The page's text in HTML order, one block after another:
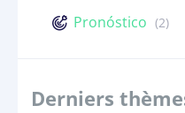
Pronóstico (2)
Derniers